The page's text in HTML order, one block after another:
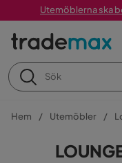
Utemöblerna ska
Hem Utemöbler